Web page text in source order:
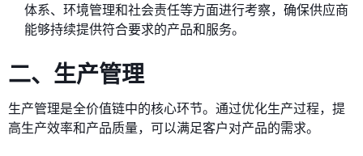
体系、环境管理和社会责任等方面进行考察，确保供应商
能够持续提供符合要求的产品和服务。
二、生产管理
生产管理是全价值链中的核心环节。通过优化生产过程，提
高生产效率和产品质量，可以满足客户对产品的需求。